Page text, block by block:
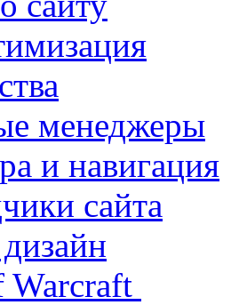
менеджеры
и навигация
сайта